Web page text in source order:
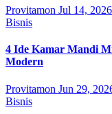
Provitamon Jul 14, 2026
Bisnis
4 Ide Kamar Mandi
Modern
Provitamon Jun 29,
Bisnis